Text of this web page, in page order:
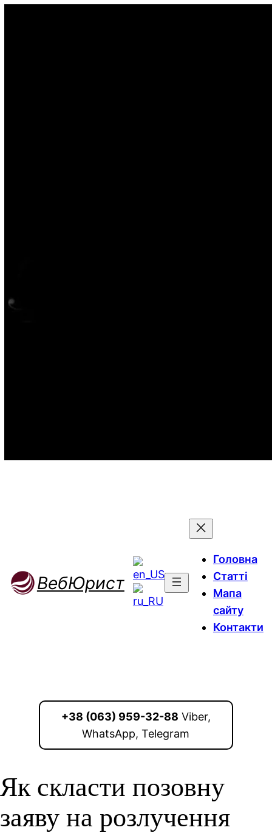
ВебЮрист
Головна
Статті
Мапа
сайту
Контакти
+38 (063) 959-32-88 Viber,
WhatsApp, Telegram
Як скласти позовну
заяву на розлучення